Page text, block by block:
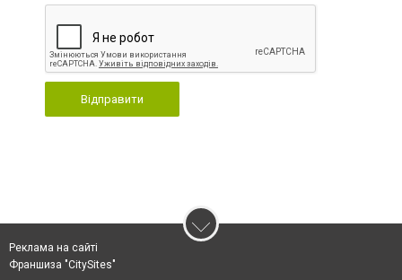
Відправити
Реклама на сайті
Франшиза "CitySites"